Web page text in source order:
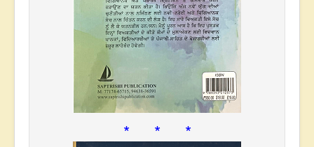
* * *